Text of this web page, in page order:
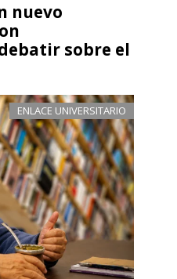
nuevo
sobre el
ENLACE UNIVERSITARIO